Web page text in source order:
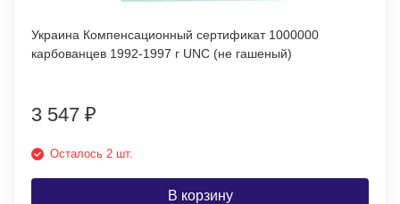
Украина Компенсационный сертификат 1000000
карбованцев 1992-1997 г UNC (не гашеный)
3 547 ₽
Осталось 2 шт.
В корзину